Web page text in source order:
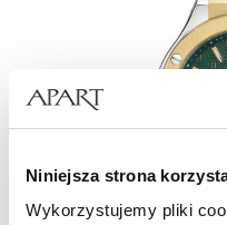
Niniejsza strona
Wykorzystujemy pliki